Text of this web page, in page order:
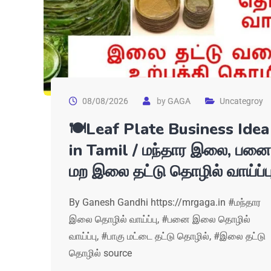
08/08/2026 byGAGA Uncategroy
🍽Leaf Plate Business Idea
in Tamil / மந்தார இலை, பனை
மற இலை தட்டு தொழில்
By Ganesh Gandhi https://mrgaga.in #மந்தார
இலை தொழில் வாய்ப்பு, #பனை இலை தொழில்
வாய்ப்பு, #பாகு மட்டை தட்டு தொழில், #இலை தட்டு
தொழில் source